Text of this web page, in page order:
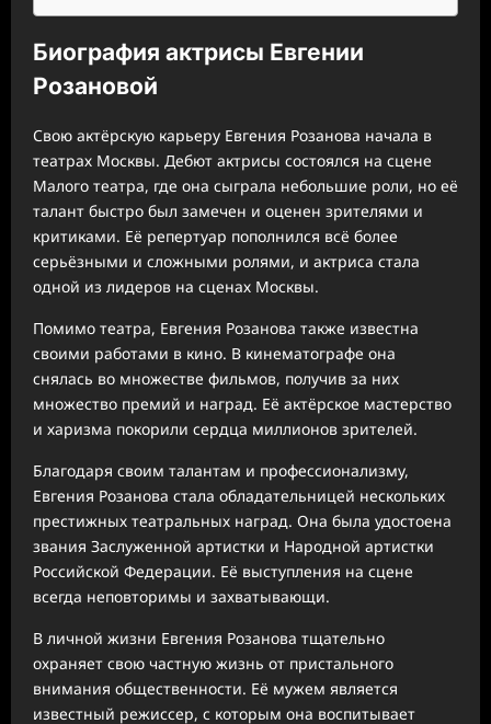
Биография актрисы Евгении
Розановой
Свою актёрскую карьеру Евгения Розанова начала в
театрах Москвы. Дебют актрисы состоялся на сцене
Малого театра, где она сыграла небольшие роли, но её
талант быстро был замечен и оценен зрителями и
критиками. Её репертуар пополнился всё более
серьёзными и сложными ролями, и актриса стала
одной из лидеров на сценах Москвы.
Помимо театра, Евгения Розанова также известна
своими работами в кино. В кинематографе она
снялась во множестве фильмов, получив за них
множество премий и наград. Её актёрское мастерство
и харизма покорили сердца миллионов зрителей.
Благодаря своим талантам и профессионализму,
Евгения Розанова стала обладательницей нескольких
престижных театральных наград. Она была удостоена
звания Заслуженной артистки и Народной артистки
Российской Федерации. Её выступления на сцене
всегда неповторимы и захватывающи.
В личной жизни Евгения Розанова тщательно
охраняет свою частную жизнь от пристального
внимания общественности. Её мужем является
известный режиссер, с которым она воспитывает